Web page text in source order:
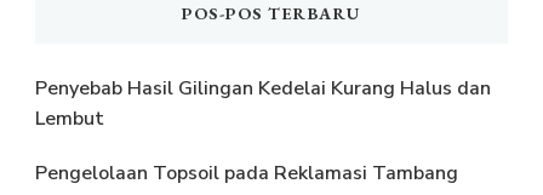
POS-POS TERBARU
Penyebab Hasil Gilingan Kedelai Kurang Halus dan
Lembut
Pengelolaan Topsoil pada Reklamasi Tambang